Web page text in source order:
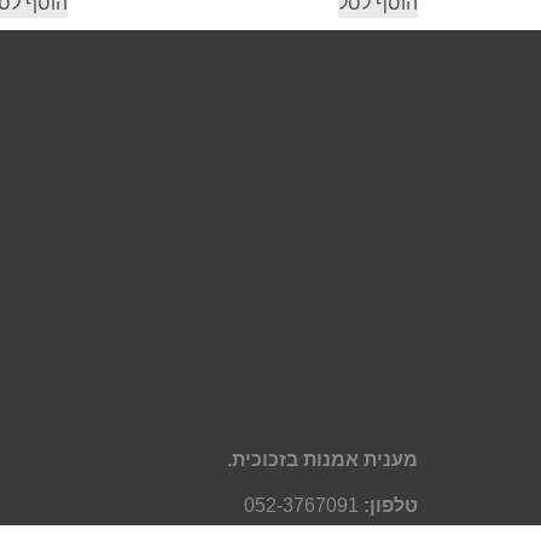
מענית אמנות בזכוכית.
טלפון: 052-3767091